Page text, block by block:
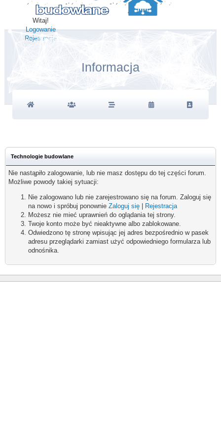
Witaj!
Logowanie
Rejestracja
Informacja
Technologie budowlane
Nie nastąpiło zalogowanie, lub nie masz dostępu do tej części forum.
Możliwe powody takiej sytuacji:
Nie zalogowano lub nie zarejestrowano się na forum. Zaloguj się
na nowo i spróbuj ponownie Zaloguj się
Rejestracja
Możesz nie mieć uprawnień do oglądania tej strony.
Twoje konto może być nieaktywne albo zablokowane.
Odwiedzono tę stronę wpisując jej adres bezpośrednio w pasek
adresu przeglądarki zamiast użyć odpowiedniego formularza lub
odnośnika.